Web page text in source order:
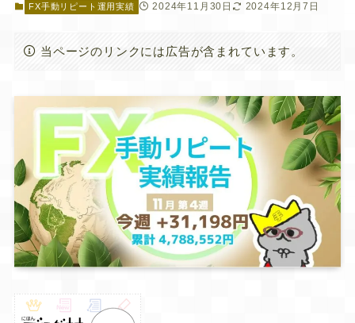
FX手動リピート運用実績 2024年11月30日 2024年12月7日
当ページのリンクには広告が含まれています。